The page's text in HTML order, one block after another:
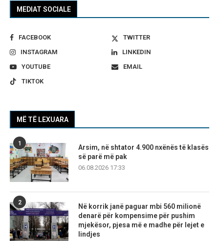
MEDIAT SOCIALE
FACEBOOK
TWITTER
INSTAGRAM
LINKEDIN
YOUTUBE
EMAIL
TIKTOK
MË TË LEXUARA
1
Arsim, në shtator 4.900 nxënës të klasës
së parë më pak
06.08.2026 17:33
2
Në korrik janë paguar mbi 560 milionë
denarë për kompensime për pushim
mjekësor, pjesa më e madhe për lejet e
lindjes